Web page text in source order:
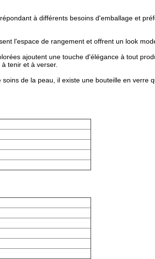
à différents besoins d'emballage et
l'espace de rangement et offrent un look
ajoutent une touche d'élégance à tout
tenir et à verser.
de la peau, il existe une bouteille en